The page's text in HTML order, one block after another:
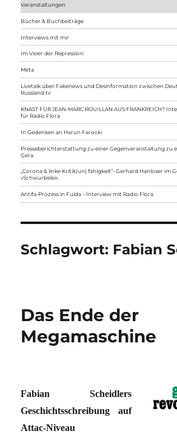
Veranstaltungen
Bücher & Buchbeiträge
Interviews mit mir
Im Visier der Repression
Meta
Livetalk über Fakenews und Desinformation zwischen
Russland.tv
KNAST FÜR JEAN-MARC ROUILLAN AUS FRANKREICH?
für Radio Flora
In Gedenken an Harun Farocki
Presseberichterstattung zu einer Gegenveranstaltung zu
Gera
„Corona & linke Kritik(un) fähigkeit“- Gerhard Hanloser im
»Schwurbelei«
Antifa-Prozess in Fulda – Interview mit Radio Flora
Schlagwort: Fabian
Das Ende der
Megamaschine
Fabian Scheidlers
Geschichtsschreibung auf
Attac-Niveau